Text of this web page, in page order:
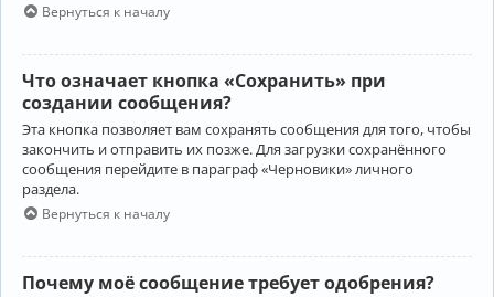
Вернуться к началу
Что означает кнопка «Сохранить» при
создании сообщения?
Эта кнопка позволяет вам сохранять сообщения для того, чтобы
закончить и отправить их позже. Для загрузки сохранённого
сообщения перейдите в параграф «Черновики» личного
раздела.
Вернуться к началу
Почему моё сообщение требует одобрения?